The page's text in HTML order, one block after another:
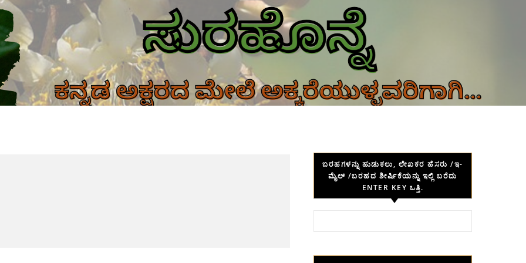
ಬರಹಗಳನ್ನು ಹುಡುಕಲು, ಲೇಖಕರ ಹೆಸರು /ಇ-
ಮೈಲ್ /ಬರಹದ ಶೀರ್ಷಿಕೆಯನ್ನು ಇಲ್ಲಿ ಬರೆದು
ENTER KEY ಒತ್ತಿ.